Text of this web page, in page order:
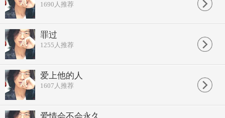
1690 人推荐
罪过
1255 人推荐
爱上他的人
1607 人推荐